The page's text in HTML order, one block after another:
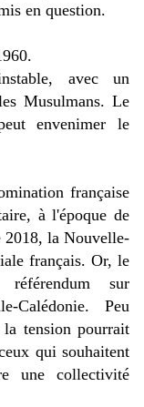
en question.
avec un
Musulmans. Le
envenimer le
française
à l'époque de
la Nouvelle-
français. Or, le
sur
Calédonie. Peu
tension pourrait
qui souhaitent
une collectivité